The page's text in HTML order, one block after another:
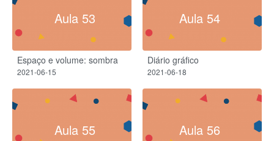
Aula 53
Espaço e volume: sombra
2021-06-15
Aula 54
Diário gráfico
2021-06-18
Aula 55 Aula 56